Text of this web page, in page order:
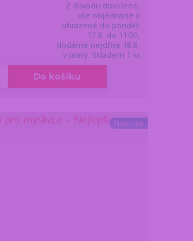
Z důvodu dovolené,
vše objednané a
uhrazené do pondělí
17.8. do 11:00,
dodáme nejdříve 18.8.
v úterý. Skladem 1 ks
Do košíku
Novinka